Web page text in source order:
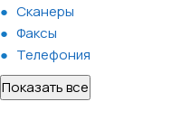
Сканеры
Факсы
Телефония
Показать все